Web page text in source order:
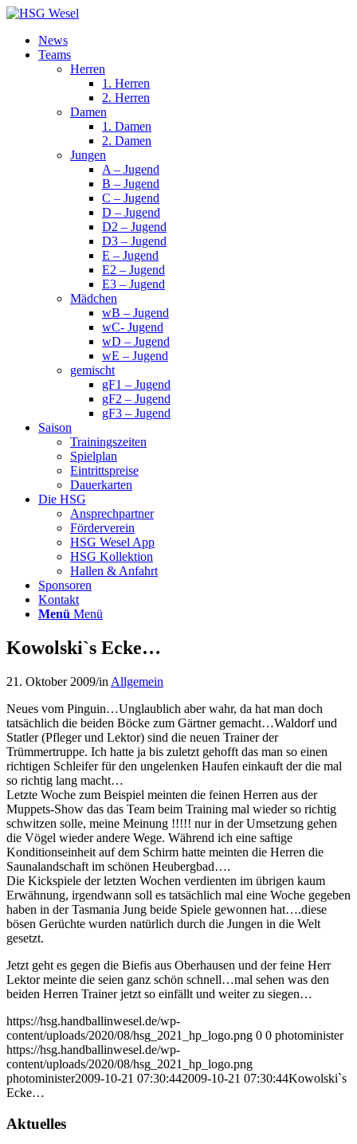
News
Teams
Herren
1. Herren
2. Herren
Damen
1. Damen
2. Damen
Jungen
A – Jugend
B – Jugend
C – Jugend
D – Jugend
D2 – Jugend
D3 – Jugend
E – Jugend
E2 – Jugend
E3 – Jugend
Mädchen
wB – Jugend
wC- Jugend
wD – Jugend
wE – Jugend
gemischt
gF1 – Jugend
gF2 – Jugend
gF3 – Jugend
Saison
Trainingszeiten
Spielplan
Eintrittspreise
Dauerkarten
Die HSG
Ansprechpartner
Förderverein
HSG Wesel App
HSG Kollektion
Hallen & Anfahrt
Sponsoren
Kontakt
Menü Menü
Kowolski`s Ecke…
21. Oktober 2009/in Allgemein
Neues vom Pinguin…Unglaublich aber wahr, da hat man doch
tatsächlich die beiden Böcke zum Gärtner gemacht…Waldorf und
Statler (Pfleger und Lektor) sind die neuen Trainer der
Trümmertruppe. Ich hatte ja bis zuletzt gehofft das man so einen
richtigen Schleifer für den ungelenken Haufen einkauft der die mal
so richtig lang macht…
Letzte Woche zum Beispiel meinten die feinen Herren aus der
Muppets-Show das das Team beim Training mal wieder so richtig
schwitzen solle, meine Meinung !!!!! nur in der Umsetzung gehen
die Vögel wieder andere Wege. Während ich eine saftige
Konditionseinheit auf dem Schirm hatte meinten die Herren die
Saunalandschaft im schönen Heubergbad….
Die Kickspiele der letzten Wochen verdienten im übrigen kaum
Erwähnung, irgendwann soll es tatsächlich mal eine Woche gegeben
haben in der Tasmania Jung beide Spiele gewonnen hat….diese
bösen Gerüchte wurden natürlich durch die Jungen in die Welt
gesetzt.
Jetzt geht es gegen die Biefis aus Oberhausen und der feine Herr
Lektor meinte die seien ganz schön schnell…mal sehen was den
beiden Herren Trainer jetzt so einfällt und weiter zu siegen…
https://hsg.handballinwesel.de/wp-
content/uploads/2020/08/hsg_2021_hp_logo.png 0 0 photominister
https://hsg.handballinwesel.de/wp-
content/uploads/2020/08/hsg_2021_hp_logo.png
photominister2009-10-21 07:30:442009-10-21 07:30:44Kowolski`s
Ecke…
Aktuelles